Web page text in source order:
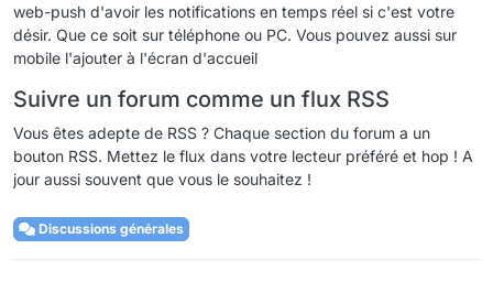
web-push d'avoir les notifications en temps réel si c'est votre
désir. Que ce soit sur téléphone ou PC. Vous pouvez aussi sur
mobile l'ajouter à l'écran d'accueil
Suivre un forum comme un flux RSS
Vous êtes adepte de RSS ? Chaque section du forum a un
bouton RSS. Mettez le flux dans votre lecteur préféré et hop ! A
jour aussi souvent que vous le souhaitez !
Discussions générales